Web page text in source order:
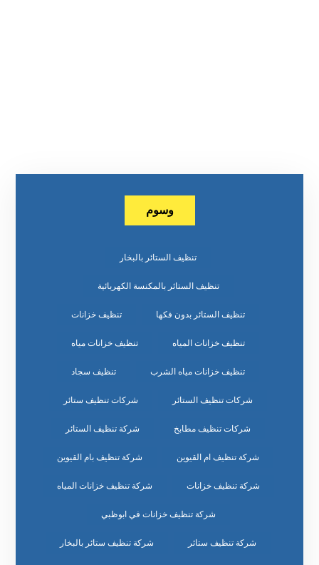
وسوم
تنظيف الستائر بالبخار
تنظيف الستائر بالمكنسة الكهربائية
تنظيف الستائر بدون فكها تنظيف خزانات
تنظيف خزانات المياه تنظيف خزانات مياه
تنظيف خزانات مياه الشرب تنظيف سجاد
شركات تنظيف الستائر شركات تنظيف ستائر
شركات تنظيف مطابخ شركة تنظيف الستائر
شركة تنظيف ام القيوين شركة تنظيف بام القيوين
شركة تنظيف خزانات شركة تنظيف خزانات المياه
شركة تنظيف خزانات في ابوظبي
شركة تنظيف ستائر شركة تنظيف ستائر بالبخار